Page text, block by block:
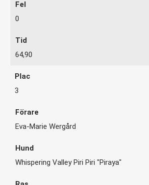
0
64,90
3
Eva-Marie Wergård
Whispering Valley Piri Piri "Piraya"